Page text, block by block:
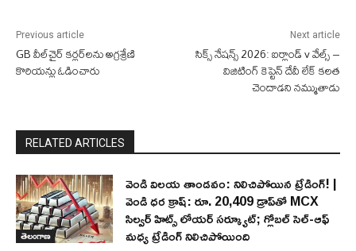
Previous article
GB వీల్‌చైర్ కర్లర్‌లను అగ్రశ్రేణి
కొరియన్లు ఓడించారు
Next article
సిక్స్ నేషన్స్ 2026: ఐర్లాండ్ v వేల్స్ –
విజిటింగ్ కెప్టెన్ దేవీ లేక్ కలత
చెందాడని నమ్ముతాడు
RELATED ARTICLES
తెలంగాణ
వెండి విలయ తాండవం: నిలిచిపోయిన ట్రేడింగ్! |
వెండి ధర క్రాష్: రూ. 20,409 డ్రాప్‌తో MCX
సిల్వర్ హిట్స్ లోయర్ సర్క్యూట్; గ్లోబల్ సెల్-ఆఫ్
మధ్య ట్రేడింగ్ నిలిచిపోయింది